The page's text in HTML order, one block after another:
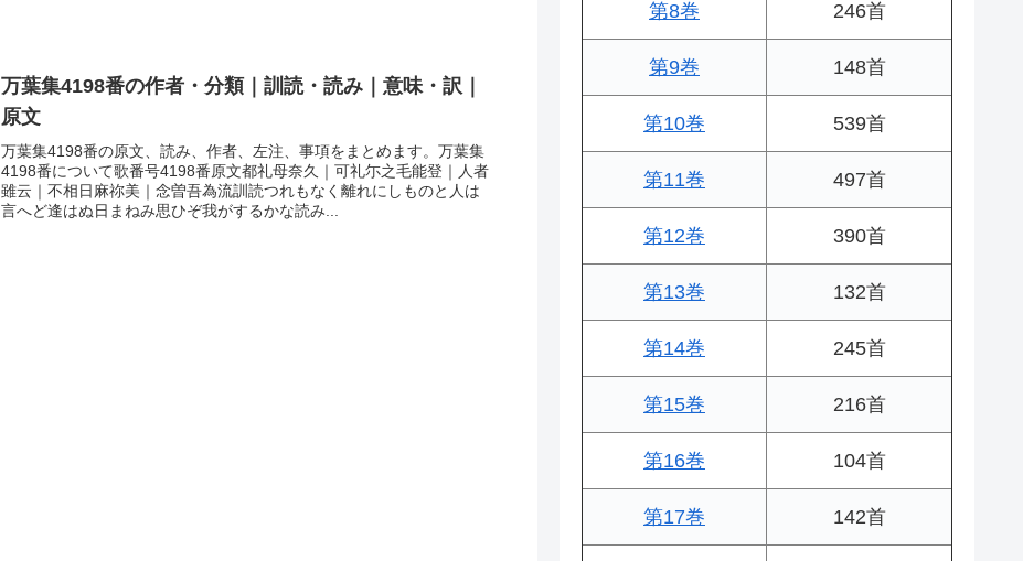
万葉集4198番の作者・分類｜訓読・読み｜意味・訳｜
原文
万葉集4198番の原文、読み、作者、左注、事項をまとめます。万葉集
4198番について歌番号4198番原文都礼母奈久｜可礼尓之毛能登｜人者
雖云｜不相日麻祢美｜念曽吾為流訓読つれもなく離れにしものと人は
言へど逢はぬ日まねみ思ひぞ我がするかな読み...
第8巻 246首
第9巻 148首
第10巻 539首
第11巻 497首
第12巻 390首
第13巻 132首
第14巻 245首
第15巻 216首
第16巻 104首
第17巻 142首